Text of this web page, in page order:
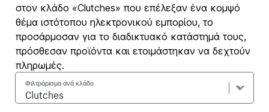
στον κλάδο «Clutches» που επέλεξαν ένα κομψό
θέμα ιστότοπου ηλεκτρονικού εμπορίου, το
προσάρμοσαν για το διαδικτυακό κατάστημά τους,
πρόσθεσαν προϊόντα και ετοιμάστηκαν να δεχτούν
πληρωμές.
Φιλτράρισμα ανά κλάδο